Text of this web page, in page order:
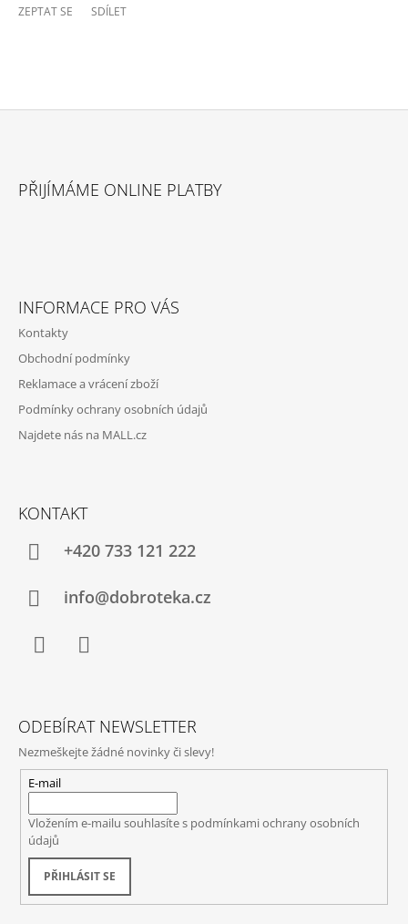
ZEPTAT SE SDÍLET
PŘIJÍMÁME ONLINE PLATBY
INFORMACE PRO VÁS
Kontakty
Obchodní podmínky
Reklamace a vrácení zboží
Podmínky ochrany osobních údajů
Najdete nás na MALL.cz
KONTAKT
+420 733 121 222
info@dobroteka.cz
ODEBÍRAT NEWSLETTER
Nezmeškejte žádné novinky či slevy!
E-mail
Vložením e-mailu souhlasíte s podmínkami ochrany osobních
údajů
PŘIHLÁSIT SE